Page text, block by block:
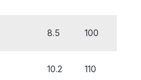
8.5 100
10.2 110